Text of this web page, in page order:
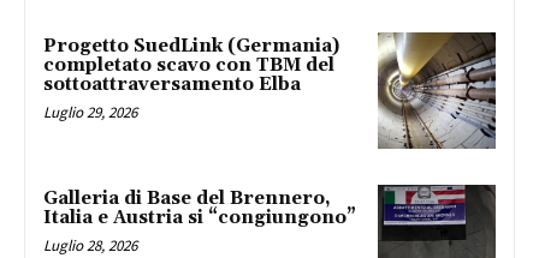
Progetto SuedLink (Germania)
completato scavo con TBM del
sottoattraversamento Elba
Luglio 29, 2026
Galleria di Base del Brennero,
Italia e Austria si “congiungono”
Luglio 28, 2026